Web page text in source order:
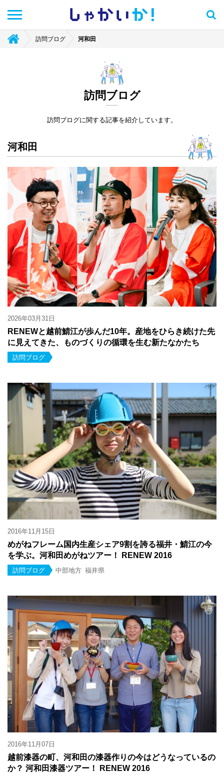
しゃかい か！
訪問ブログ 河和田
訪問ブログ
訪問ブログに関する記事を紹介しています。
河和田
2026年03月31日
RENEWと越前鯖江が歩んだ10年。産地をひらき続けた先
に見えてきた、ものづくりの循環を生む新たなかたち
訪問ブログ
2016年11月15日
めがねフレーム国内生産シェア9割を誇る福井・鯖江の今
を学ぶ。河和田めがねツアー！ RENEW 2016
訪問ブログ 中部地方 福井県
2016年11月07日
越前漆器の町、河和田の漆器作りの今はどうなっているの
か？ 河和田漆器ツアー！ RENEW 2016